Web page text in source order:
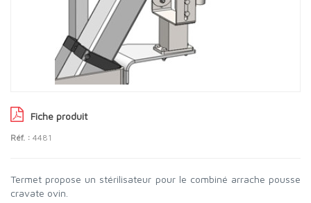
Fiche produit
Réf. : 4481
Termet propose un stérilisateur pour le combiné arrache pousse
cravate ovin.